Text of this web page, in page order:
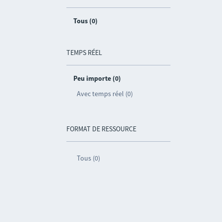
Tous (0)
TEMPS RÉEL
Peu importe (0)
Avec temps réel (0)
FORMAT DE RESSOURCE
Tous (0)